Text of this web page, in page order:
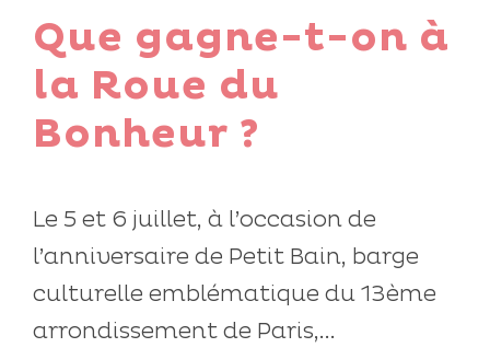
Que gagne-t-on à
la Roue du
Bonheur ?
Le 5 et 6 juillet, à l’occasion de
l’anniversaire de Petit Bain, barge
culturelle emblématique du 13ème
arrondissement de Paris,...